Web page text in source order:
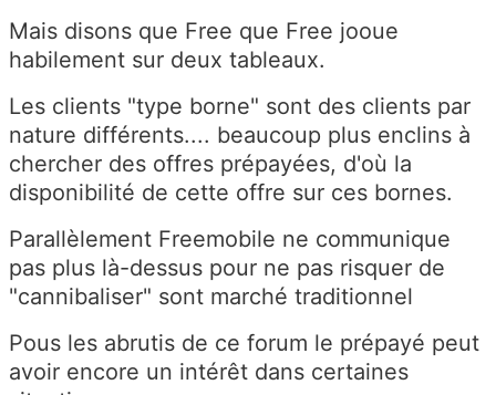
Mais disons que Free que Free jooue
habilement sur deux tableaux.
Les clients "type borne" sont des clients par
nature différents.... beaucoup plus enclins à
chercher des offres prépayées, d'où la
disponibilité de cette offre sur ces bornes.
Parallèlement Freemobile ne communique
pas plus là-dessus pour ne pas risquer de
"cannibaliser" sont marché traditionnel
Pous les abrutis de ce forum le prépayé peut
avoir encore un intérêt dans certaines